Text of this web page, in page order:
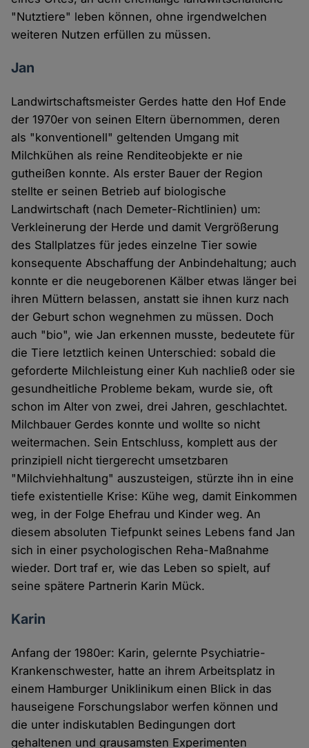
"Nutztiere" leben können, ohne irgendwelchen
weiteren Nutzen erfüllen zu müssen.
Jan
Landwirtschaftsmeister Gerdes hatte den Hof Ende
der 1970er von seinen Eltern übernommen, deren
als "konventionell" geltenden Umgang mit
Milchkühen als reine Renditeobjekte er nie
gutheißen konnte. Als erster Bauer der Region
stellte er seinen Betrieb auf biologische
Landwirtschaft (nach Demeter-Richtlinien) um:
Verkleinerung der Herde und damit Vergrößerung
des Stallplatzes für jedes einzelne Tier sowie
konsequente Abschaffung der Anbindehaltung; auch
konnte er die neugeborenen Kälber etwas länger bei
ihren Müttern belassen, anstatt sie ihnen kurz nach
der Geburt schon wegnehmen zu müssen. Doch
auch "bio", wie Jan erkennen musste, bedeutete für
die Tiere letztlich keinen Unterschied: sobald die
geforderte Milchleistung einer Kuh nachließ oder sie
gesundheitliche Probleme bekam, wurde sie, oft
schon im Alter von zwei, drei Jahren, geschlachtet.
Milchbauer Gerdes konnte und wollte so nicht
weitermachen. Sein Entschluss, komplett aus der
prinzipiell nicht tiergerecht umsetzbaren
"Milchviehhaltung" auszusteigen, stürzte ihn in eine
tiefe existentielle Krise: Kühe weg, damit Einkommen
weg, in der Folge Ehefrau und Kinder weg. An
diesem absoluten Tiefpunkt seines Lebens fand Jan
sich in einer psychologischen Reha-Maßnahme
wieder. Dort traf er, wie das Leben so spielt, auf
seine spätere Partnerin Karin Mück.
Karin
Anfang der 1980er: Karin, gelernte Psychiatrie-
Krankenschwester, hatte an ihrem Arbeitsplatz in
einem Hamburger Uniklinikum einen Blick in das
hauseigene Forschungslabor werfen können und
die unter indiskutablen Bedingungen dort
gehaltenen und grausamsten Experimenten